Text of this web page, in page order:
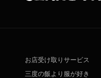
お店受け取りサービス
三度の飯より服が好き